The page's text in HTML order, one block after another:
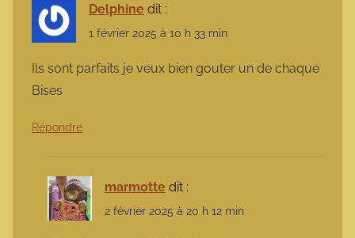
Delphine dit :
1 février 2025 à 10 h 33 min
Ils sont parfaits je veux bien gouter un de chaque
Bises
Répondre
marmotte dit :
2 février 2025 à 20 h 12 min